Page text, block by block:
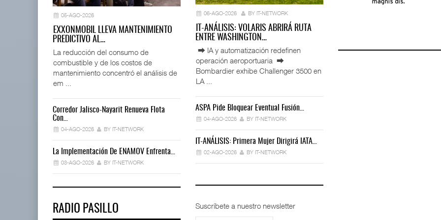
05-AGO-2026
EXXONMOBIL LLEVA MANTENIMIENTO
PREDICTIVO AL…
La reducción del consumo de
combustible y de los costos de
mantenimiento concentró el análisis de
em ...
Corredor Jalisco-Nayarit Renueva Flota
Con…
04-AGO-2026 BY IT-NETWORK
La Implementación De ENAMOV Enfrenta…
03-AGO-2026 BY IT-NETWORK
Trump Revoca Miles De Licencias…
02-AGO-2026 BY IT-NETWORK
Déficit De Operadores Cambia Estrategia…
30-JUL-2026 BY IT-NETWORK
TRAXION Reestructura Negocio De Carga…
RADIO PASILLO
06-AGO-2026 BY IT-NETWORK
IT-ANÁLISIS: VOLARIS ABRIRÁ RUTA
ENTRE WASHINGTON…
⮕ IA y automatización redefinen
operación aeroportuaria ⮕
Bombardier exhibe Challenger 3500 en
LA ...
ASPA Pide Bloquear Eventual Fusión…
04-AGO-2026 BY IT-NETWORK
IT-ANÁLISIS: Primera Mujer Dirigirá IATA…
02-AGO-2026 BY IT-NETWORK
Suscríbete a nuestro newsletter